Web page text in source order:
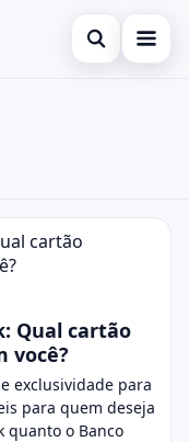
Abrir busca
para fechar.
Qual cartão
você?
exclusividade para
para quem deseja
quanto o Banco